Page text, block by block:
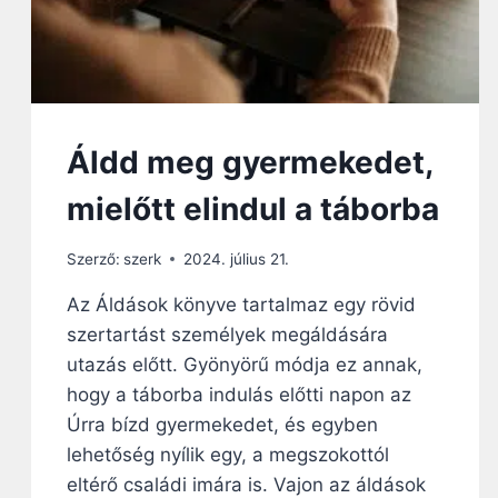
Áldd meg gyermekedet,
mielőtt elindul a táborba
Szerző: szerk 2024. július 21.
Az Áldások könyve tartalmaz egy rövid
szertartást személyek megáldására
utazás előtt. Gyönyörű módja ez annak,
hogy a táborba indulás előtti napon az
Úrra bízd gyermekedet, és egyben
lehetőség nyílik egy, a megszokottól
eltérő családi imára is. Vajon az áldások